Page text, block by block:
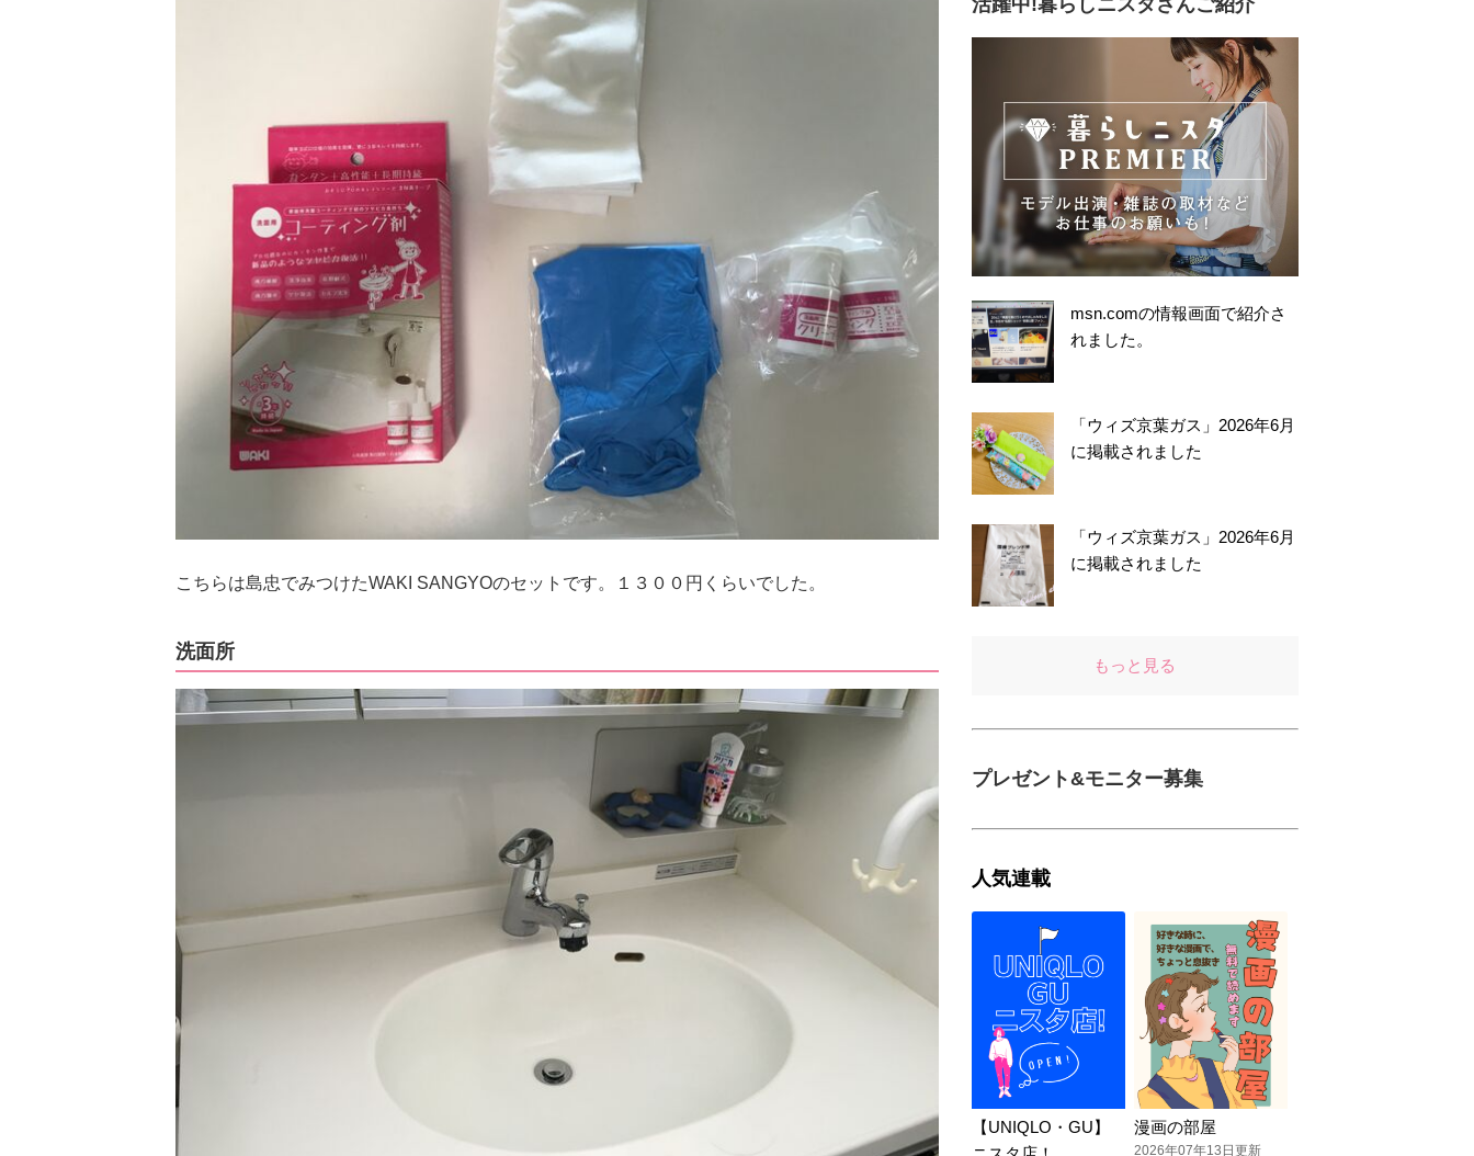
こちらは島忠でみつけたWAKI SANGYOのセットです。１３００円くらいでした。
洗面所
活躍中!暮らしニスタさんご紹介
msn.comの情報画面で紹介さ
れました。
「ウィズ京葉ガス」2026年6月
に掲載されました
「ウィズ京葉ガス」2026年6月
に掲載されました
もっと見る
プレゼント&モニター募集
人気連載
【UNIQLO・GU】
漫画の部屋
2026年07年13日更新